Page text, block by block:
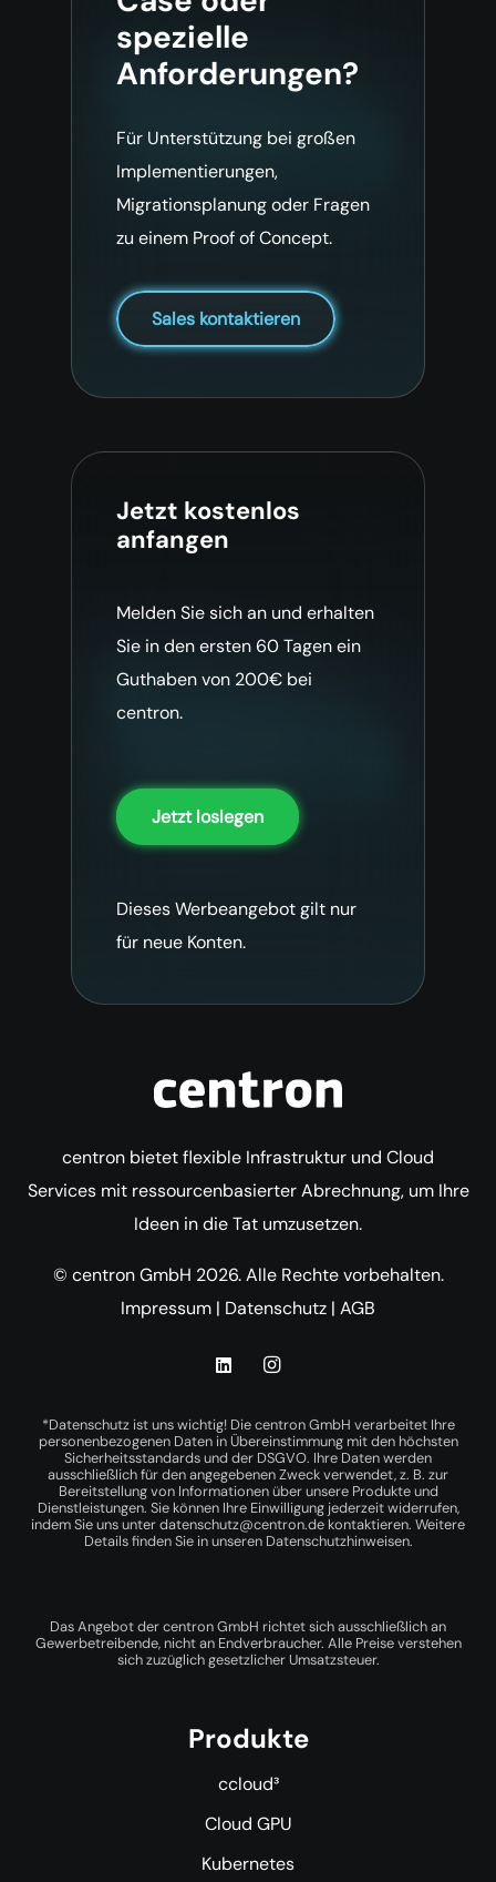
spezielle
Anforderungen?
Für Unterstützung bei großen
Implementierungen,
Migrationsplanung oder Fragen
zu einem Proof of Concept.
Sales kontaktieren
Jetzt kostenlos
anfangen
Melden Sie sich an und erhalten
Sie in den ersten 60 Tagen ein
Guthaben von 200€ bei
centron.
Jetzt loslegen
Dieses Werbeangebot gilt nur
für neue Konten.
centron bietet flexible Infrastruktur und Cloud
Services mit ressourcenbasierter Abrechnung, um Ihre
Ideen in die Tat umzusetzen.
© centron GmbH 2026. Alle Rechte vorbehalten.
Impressum | Datenschutz | AGB
*Datenschutz ist uns wichtig! Die centron GmbH verarbeitet Ihre
personenbezogenen Daten in Übereinstimmung mit den höchsten
Sicherheitsstandards und der DSGVO. Ihre Daten werden
ausschließlich für den angegebenen Zweck verwendet, z. B. zur
Bereitstellung von Informationen über unsere Produkte und
Dienstleistungen. Sie können Ihre Einwilligung jederzeit widerrufen,
indem Sie uns unterdatenschutz@centron.de kontaktieren. Weitere
Details finden Sie in unseren Datenschutzhinweisen.
Das Angebot der centron GmbH richtet sich ausschließlich an
Gewerbetreibende, nicht an Endverbraucher. Alle Preise verstehen
sich zuzüglich gesetzlicher Umsatzsteuer.
Produkte
ccloud³
Cloud GPU
Kubernetes